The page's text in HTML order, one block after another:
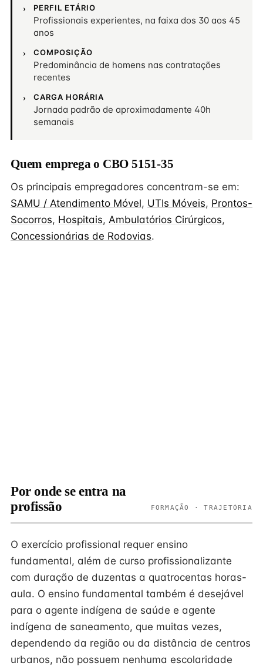
PERFIL ETÁRIO
Profissionais experientes, na faixa dos 30 aos 45
anos
COMPOSIÇÃO
Predominância de homens nas contratações
recentes
CARGA HORÁRIA
Jornada padrão de aproximadamente 40h
semanais
Quem emprega o CBO 5151-35
Os principais empregadores concentram-se em:
SAMU / Atendimento Móvel, UTIs Móveis, Prontos-
Socorros, Hospitais, Ambulatórios Cirúrgicos,
Concessionárias de Rodovias.
Por onde se entra na
profissão
FORMAÇÃO · TRAJETÓRIA
O exercício profissional requer ensino
fundamental, além de curso profissionalizante
com duração de duzentas a quatrocentas horas-
aula. O ensino fundamental também é desejável
para o agente indígena de saúde e agente
indígena de saneamento, que muitas vezes,
dependendo da região ou da distância de centros
urbanos, não possuem nenhuma escolaridade